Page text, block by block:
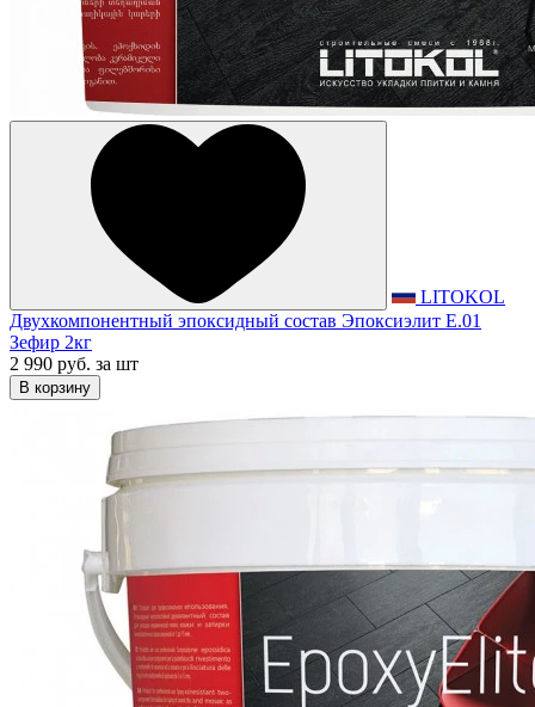
LITOKOL
Двухкомпонентный эпоксидный состав Эпоксиэлит E.01
Зефир 2кг
2 990 руб. за шт
В корзину